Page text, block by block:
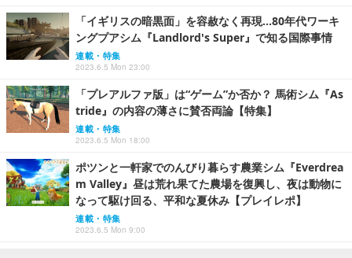
「イギリスの暗黒面」を容赦なく再現…80年代ワーキ
ングプアシム『Landlord's Super』で知る国際事情
連載・特集
2023.6.5 Mon 23:00
「プレアルファ版」は“ゲーム”か否か？ 馬術シム『As
tride』の内容の薄さに賛否両論【特集】
連載・特集
2023.6.5 Mon 18:00
ポツンと一軒家でのんびり暮らす農業シム『Everdrea
m Valley』昼は荒れ果てた農場を復興し、夜は動物に
なって駆け回る、平和な夏休み【プレイレポ】
連載・特集
2023.6.5 Mon 9:00